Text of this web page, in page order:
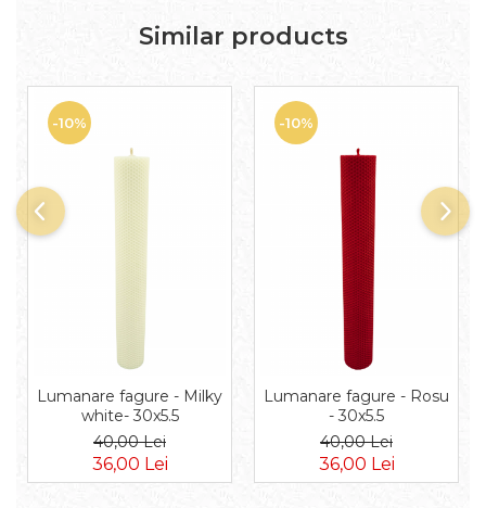
Similar products
-10%
Lumanare fagure - Milky
white- 30x5.5
40,00 Lei
36,00 Lei
-10%
Lumanare fagure - Rosu
- 30x5.5
40,00 Lei
36,00 Lei